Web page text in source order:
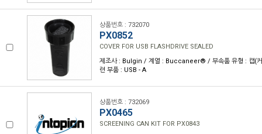
상품번호 : 732070
PX0852
COVER FOR USB FLASHDRIVE SEALED
제조사 : Bulgin / 계열 : Buccaneer® / 부속품 유형 : 캡(
련 부품 : USB - A
상품번호 : 732069
PX0465
SCREENING CAN KIT FOR PX0843